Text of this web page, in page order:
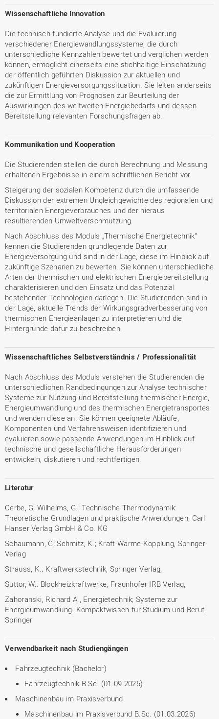
Wissenschaftliche Innovation
Die technisch fundierte Analyse und die Evaluierung
verschiedener Energiewandlungssysteme, die durch
unterschiedliche Kennzahlen bewertet und verglichen werden
können, ermöglicht einerseits eine stichhaltige Einschätzung
der öffentlich geführten Diskussion zur aktuellen und
zukünftigen Energieversorgungssituation. Sie leiten anderseits
die zur Ermittlung von Prognosen zur Beurteilung der
Auswirkungen des weltweiten Energiebedarfs und dessen
Bereitstellung relevanten Forschungsfragen ab.
Kommunikation und Kooperation
Die Studierenden stellen die durch Berechnung und Messung
erhaltenen Ergebnisse in einem schriftlichen Bericht vor.
Steigerung der sozialen Kompetenz durch die umfassende
Diskussion der extremen Ungleichgewichte des regionalen und
territorialen Energieverbrauches und der hieraus
resultierenden Umweltverschmutzung.
Nach Abschluss des Moduls „Thermische Energietechnik“
kennen die Studierenden grundlegende Daten zur
Energieversorgung und sind in der Lage, diese im Hinblick auf
zukünftige Szenarien zu bewerten. Sie können unterschiedliche
Arten der thermischen und elektrischen Energiebereitstellung
charakterisieren und den Einsatz und das Potenzial
bestehender Technologien darlegen. Die Studierenden sind in
der Lage, aktuelle Trends der Wirkungsgradverbesserung von
thermischen Energieanlagen zu interpretieren und die
Hintergründe dafür zu beschreiben.
Wissenschaftliches Selbstverständnis / Professionalität
Nach Abschluss des Moduls verstehen die Studierenden die
unterschiedlichen Randbedingungen zur Analyse technischer
Systeme zur Nutzung und Bereitstellung thermischer Energie,
Energieumwandlung und des thermischen Energietransportes
und wenden diese an. Sie können geeignete Abläufe,
Komponenten und Verfahrensweisen identifizieren und
evaluieren sowie passende Anwendungen im Hinblick auf
technische und gesellschaftliche Herausforderungen
entwickeln, diskutieren und rechtfertigen.
Literatur
Cerbe, G; Wilhelms, G.; Technische Thermodynamik:
Theoretische Grundlagen und praktische Anwendungen; Carl
Hanser Verlag GmbH & Co. KG
Schaumann, G; Schmitz, K.; Kraft-Wärme-Kopplung, Springer-
Verlag
Strauss, K.; Kraftwerkstechnik, Springer Verlag,
Suttor, W.: Blockheizkraftwerke, Fraunhofer IRB Verlag,
Zahoranski, Richard A., Energietechnik; Systeme zur
Energieumwandlung. Kompaktwissen für Studium und Beruf,
Springer
Verwendbarkeit nach Studiengängen
Fahrzeugtechnik (Bachelor)
Fahrzeugtechnik B.Sc. (01.09.2025)
Maschinenbau im Praxisverbund
Maschinenbau im Praxisverbund B.Sc. (01.03.2026)